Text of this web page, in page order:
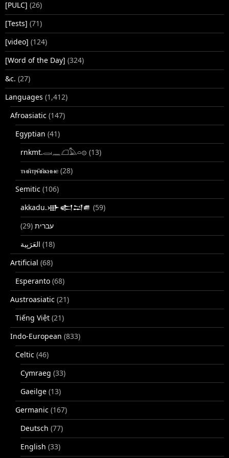
[PULC] (26)
[Tests] (71)
[video] (124)
[Word of the Day] (324)
&c. (27)
Languages (1,412)
Afroasiatic (147)
Egyptian (41)
rnkmt.𓂋𓏺𓈖𓆎𓅓𓏏𓊖 (13)
ⲧⲙⲛ̄ⲧⲣⲙ̄ⲛ̄ⲕⲏⲙⲉ (28)
Semitic (106)
akkadu.𒀝𒅗𒁺𒌑 (59)
עברית (29)
(18)
Artificial (68)
Esperanto (68)
Austroasiatic (21)
Tiếng Việt (21)
Indo-European (833)
Celtic (46)
Cymraeg (33)
Gaeilge (13)
Germanic (167)
Deutsch (77)
English (33)